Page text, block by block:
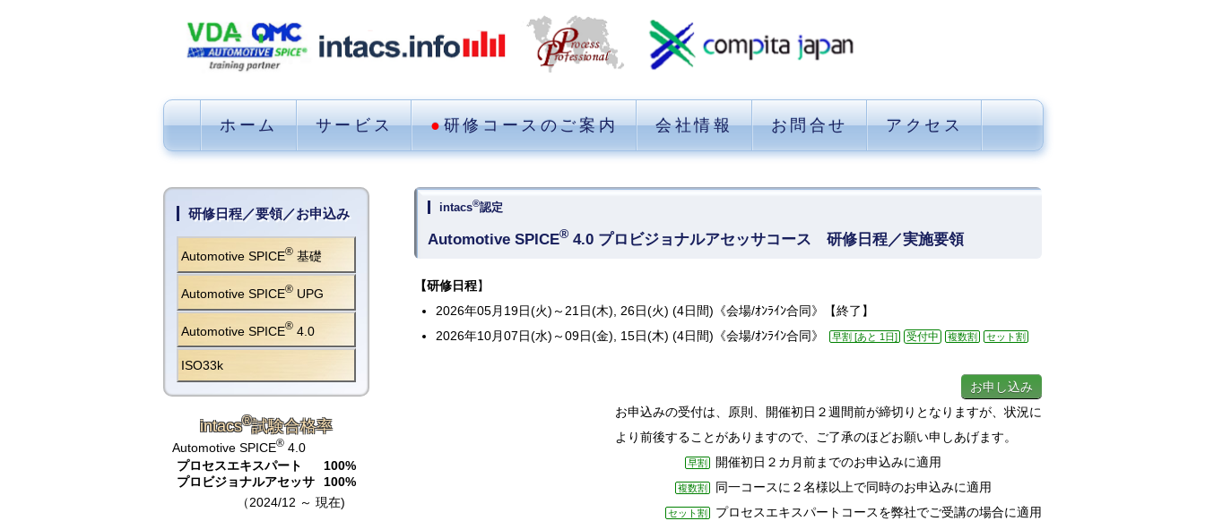
ホーム サービス ●研修コースのご案内 会社情報 お問合せ アクセス
intacs®認定
Automotive SPICE® 4.0 プロビジョナルアセッサコース 研修日程／実施要領
【研修日程】
2026年05月19日(火)～21日(木), 26日(火) (4日間)《会場/ｵﾝﾗｲﾝ合同》【終了】
2026年10月07日(水)～09日(金), 15日(木) (4日間)《会場/ｵﾝﾗｲﾝ合同》
早割 [あと 1日] 受付中 複数割 セット割
お申し込み
お申込みの受付は、原則、開催初日２週間前が締切りとなりますが、状況に
より前後することがありますので、ご了承のほどお願い申しあげます。
早割 開催初日２カ月前までのお申込みに適用
複数割 同一コースに２名様以上で同時のお申込みに適用
セット割 プロセスエキスパートコースを弊社でご受講の場合に適用
研修日程／要領／お申込み
Automotive SPICE® 基礎
Automotive SPICE® UPG
Automotive SPICE® 4.0
ISO33k
intacs®試験合格率
Automotive SPICE® 4.0
プロセスエキスパート
100%
プロビジョナルアセッサ
100%
（2024/12 ～ 現在)